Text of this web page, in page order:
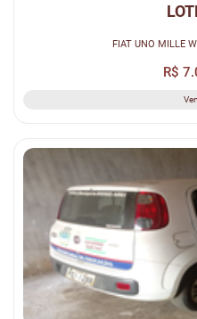
FIAT UNO MILLE
R$